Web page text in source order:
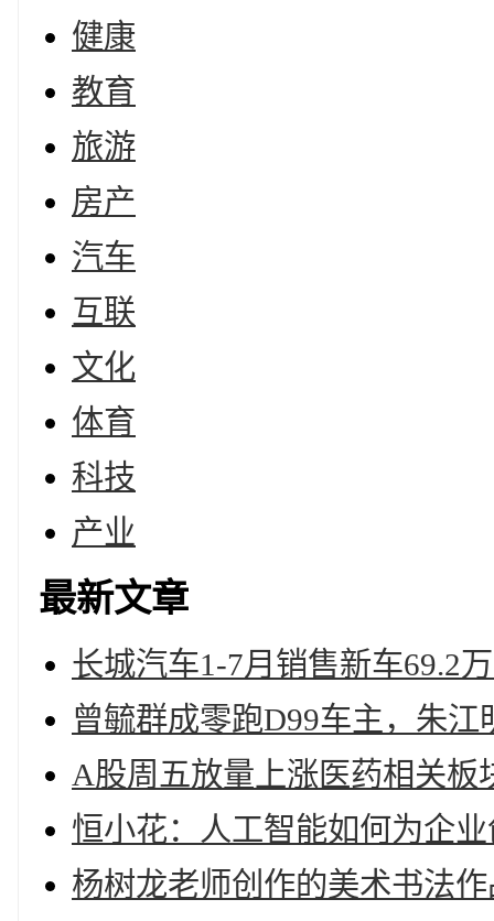
健康
教育
旅游
房产
汽车
互联
文化
体育
科技
产业
最新文章
长城汽车1-7月销售新车69.2
曾毓群成零跑D99车主，朱江
A股周五放量上涨医药相关板
恒小花：人工智能如何为企
杨树龙老师创作的美术书法